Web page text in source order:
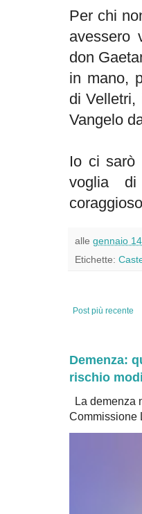
Per chi
avessero
don
in mano,
di
Vangelo
Io ci sarò
voglia di
alle gennaio
Etichette:
Post più recente
Demenza:
rischio
La demenza
Commissione